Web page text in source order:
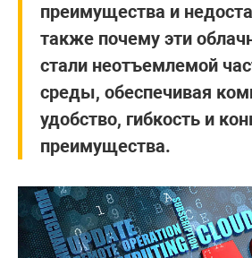
преимущества и
также почему эти
стали неотъемлемой
среды, обеспечивая
удобство, гибкость и
преимущества.